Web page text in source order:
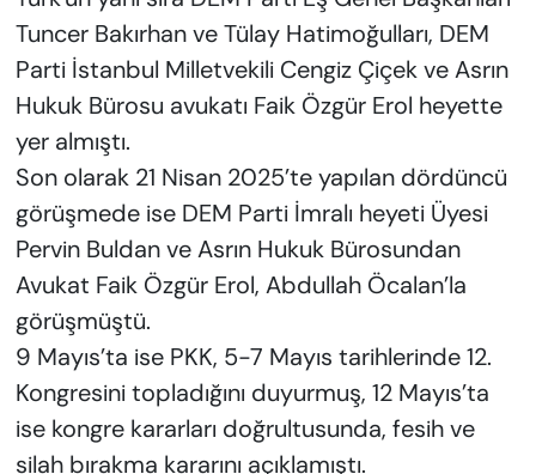
Tuncer Bakırhan ve Tülay Hatimoğulları, DEM
Parti İstanbul Milletvekili Cengiz Çiçek ve Asrın
Hukuk Bürosu avukatı Faik Özgür Erol heyette
yer almıştı.
Son olarak 21 Nisan 2025’te yapılan dördüncü
görüşmede ise DEM Parti İmralı heyeti Üyesi
Pervin Buldan ve Asrın Hukuk Bürosundan
Avukat Faik Özgür Erol, Abdullah Öcalan’la
görüşmüştü.
9 Mayıs’ta ise PKK, 5-7 Mayıs tarihlerinde 12.
Kongresini topladığını duyurmuş, 12 Mayıs’ta
ise kongre kararları doğrultusunda, fesih ve
silah bırakma kararını açıklamıştı.